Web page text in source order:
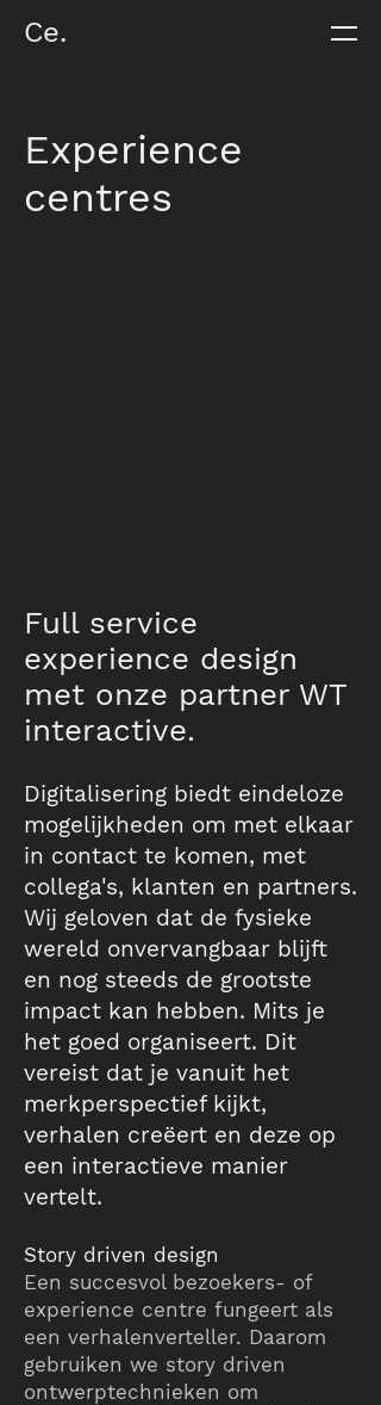
Ce.
Experience
centres
Full service
experience design
met onze partner WT
interactive.
Digitalisering biedt eindeloze
mogelijkheden om met elkaar
in contact te komen, met
collega's, klanten en partners.
Wij geloven dat de fysieke
wereld onvervangbaar blijft
en nog steeds de grootste
impact kan hebben. Mits je
het goed organiseert. Dit
vereist dat je vanuit het
merkperspectief kijkt,
verhalen creëert en deze op
een interactieve manier
vertelt.
Story driven design
Een succesvol bezoekers- of
experience centre fungeert als
een verhalenverteller. Daarom
gebruiken we story driven
ontwerptechnieken om